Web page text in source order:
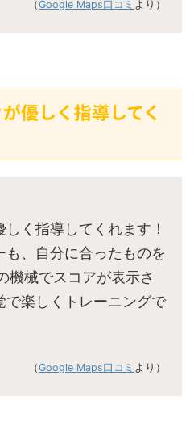
（Google Maps口コミ より）
優しく指導してく
く指導してくれます！
も、自分に合ったものを
機械でスコアが表示さ
で楽しくトレーニングで
（Google Maps口コミ より）